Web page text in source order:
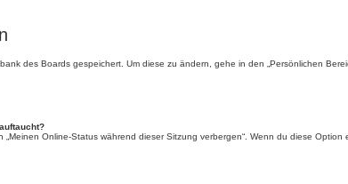
des Boards gespeichert. Um diese zu ändern, gehe in den „Persönlichen
Online-Status während dieser Sitzung verbergen“. Wenn du diese